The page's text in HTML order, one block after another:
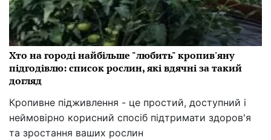
Хто на городі найбільше "любить" кропив'яну
підгодівлю: список рослин, які вдячні за такий
догляд
Кропивне підживлення - це простий, доступний і
неймовірно корисний спосіб підтримати здоров'я
та зростання ваших рослин